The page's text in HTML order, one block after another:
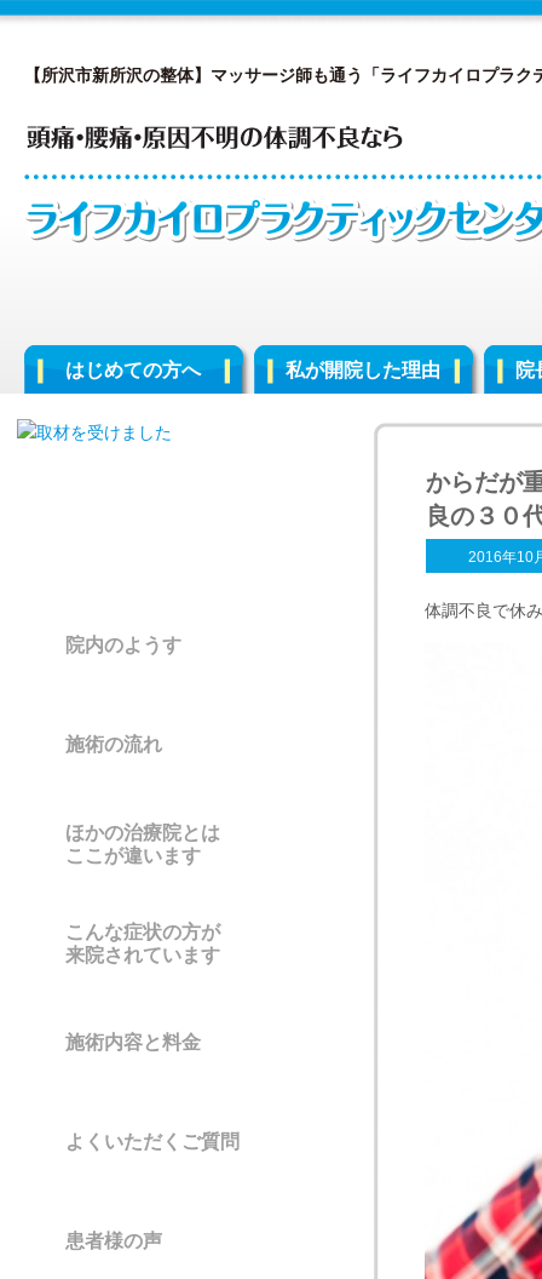
【所沢市新所沢の整体】マッサージ師も通う「ライフカイロプラク
はじめての方へ 私が開院した理由 院
からだが
良の３０
2016年10
体調不良で休
院内のようす
施術の流れ
ほかの治療院とは
ここが違います
こんな症状の方が
来院されています
施術内容と料金
よくいただくご質問
患者様の声